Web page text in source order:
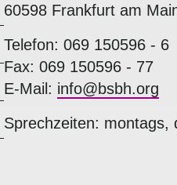
60598 Frankfurt am
Telefon: 069 150596 - 6
Fax: 069 150596 - 77
E-Mail: info@bsbh.org
Sprechzeiten: montags,